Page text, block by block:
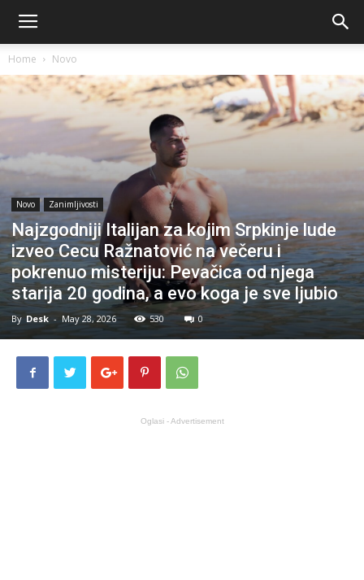
Home Novo
Novo Zanimljivosti
Najzgodniji Italijan za kojim Srpkinje lude
izveo Cecu Ražnatović na večeru i
pokrenuo misteriju: Pevačica od njega
starija 20 godina, a evo koga je sve ljubio
By Desk - May 28, 2026 530 0
Oglasi - Advertisement